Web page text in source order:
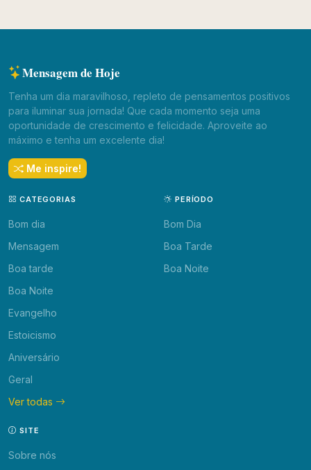
Mensagem de Hoje
Tenha um dia maravilhoso, repleto de pensamentos positivos
para iluminar sua jornada! Que cada momento seja uma
oportunidade de crescimento e felicidade. Aproveite ao
máximo e tenha um excelente dia!
Me inspire!
CATEGORIAS
Bom dia
Mensagem
Boa tarde
Boa Noite
Evangelho
Estoicismo
Aniversário
Geral
Ver todas
PERÍODO
Bom Dia
Boa Tarde
Boa Noite
SITE
Sobre nós